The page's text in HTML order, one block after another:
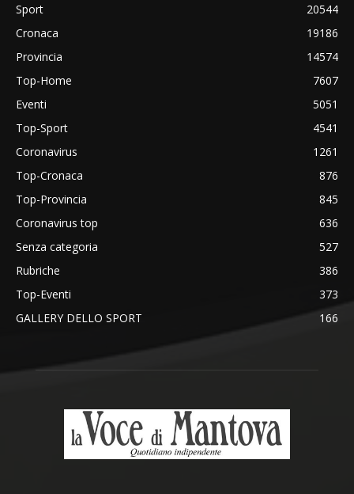
Sport
20544
Cronaca
19186
Provincia
14574
Top-Home
7607
Eventi
5051
Top-Sport
4541
Coronavirus
1261
Top-Cronaca
876
Top-Provincia
845
Coronavirus top
636
Senza categoria
527
Rubriche
386
Top-Eventi
373
GALLERY DELLO SPORT
166